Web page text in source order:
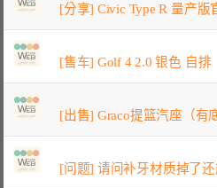
[分享] Civic Type R 量产版
[售车] Golf 4 2.0 银色 自排
[出售] Graco提篮汽座（有
[问题] 请问补牙材质掉了